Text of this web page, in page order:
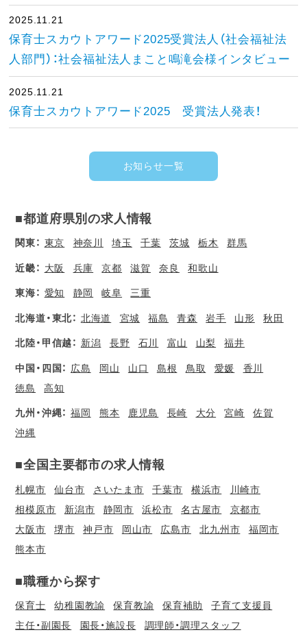
2025.11.21
保育士スカウトアワード2025受賞法人（社会福祉法
人部門）：社会福祉法人まこと鳴滝会様インタビュー
2025.11.21
保育士スカウトアワード2025 受賞法人発表！
お知らせ一覧
■都道府県別の求人情報
関東： 東京 神奈川 埼玉 千葉 茨城 栃木 群馬
近畿： 大阪 兵庫 京都 滋賀 奈良 和歌山
東海： 愛知 静岡 岐阜 三重
北海道・東北： 北海道 宮城 福島 青森 岩手 山形 秋田
北陸・甲信越： 新潟 長野 石川 富山 山梨 福井
中国・四国： 広島 岡山 山口 島根 鳥取 愛媛
香川
徳島
高知
九州・沖縄： 福岡 熊本 鹿児島 長崎 大分 宮崎
佐賀
沖縄
■全国主要都市の求人情報
札幌市 仙台市 さいたま市 千葉市 横浜市
川崎市
相模原市
新潟市 静岡市 浜松市 名古屋市
京都市
大阪市
堺市 神戸市 岡山市 広島市 北九州市
福岡市
熊本市
■職種から探す
保育士 幼稚園教諭 保育教諭 保育補助
子育て支援員
主任・副園長
園長・施設長
調理師・調理スタッフ